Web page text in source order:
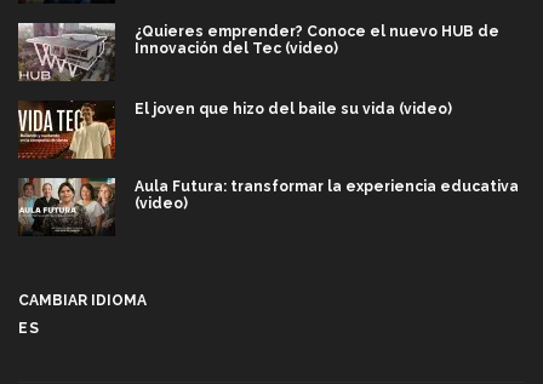
¿Quieres emprender? Conoce el nuevo HUB de
Innovación del Tec (video)
El joven que hizo del baile su vida (video)
Aula Futura: transformar la experiencia educativa
(video)
CAMBIAR IDIOMA
ES